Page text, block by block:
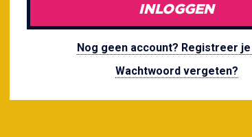
INLOGGEN
Nog geen account? Registreer
Wachtwoord vergeten?